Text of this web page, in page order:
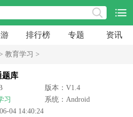
排行榜 专题 资讯
教育学习 >
题库
版本：V1.4
习
系统：Android
04 14:40:24